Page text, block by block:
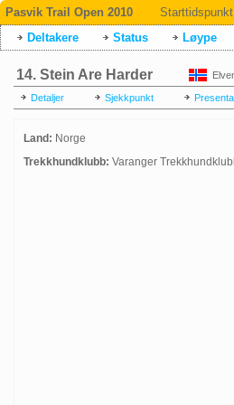
Pasvik Trail Open 2010
Deltakere Status Løype
14. Stein Are Harder
Detaljer Sjekkpunkt
Land: Norge
Trekkhundklubb: Varanger